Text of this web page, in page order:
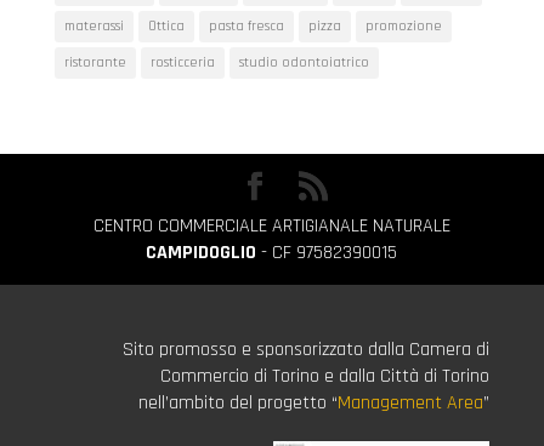
materassi
Ottica pasta fresca pizza
promozione
ristorante
rosticceria studio odontoiatrico
CENTRO COMMERCIALE ARTIGIANALE NATURALE
CAMPIDOGLIO - CF 97582390015
Sito promosso e sponsorizzato dalla Camera di
Commercio di Torino e dalla Città di Torino
nell’ambito del progetto “Management Area”